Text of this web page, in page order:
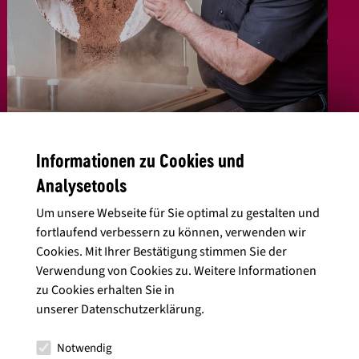
Die Nachfrage ist groß und so stellen die Bachmanns in der
Sorbets her. Darunter auch abgefahrene Sorten, wie das
Informationen zu Cookies und
Analysetools
Um unsere Webseite für Sie optimal zu gestalten und
fortlaufend verbessern zu können, verwenden wir
Cookies. Mit Ihrer Bestätigung stimmen Sie der
Verwendung von Cookies zu. Weitere Informationen
zu Cookies erhalten Sie in
unsererDatenschutzerklärung.
Notwendig